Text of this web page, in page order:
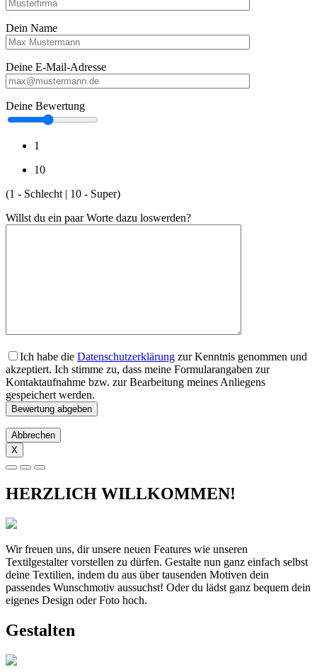
Dein Name
Deine E-Mail-Adresse
Deine Bewertung
1
10
(1 - Schlecht | 10 - Super)
Willst du ein paar Worte dazu loswerden?
Ich habe die Datenschutzerklärung zur Kenntnis genommen und
akzeptiert. Ich stimme zu, dass meine Formularangaben zur
Kontaktaufnahme bzw. zur Bearbeitung meines Anliegens
gespeichert werden.
Abbrechen
X
HERZLICH WILLKOMMEN!
Wir freuen uns, dir unsere neuen Features wie unseren
Textilgestalter vorstellen zu dürfen. Gestalte nun ganz einfach selbst
deine Textilien, indem du aus über tausenden Motiven dein
passendes Wunschmotiv aussuchst! Oder du lädst ganz bequem dein
eigenes Design oder Foto hoch.
Gestalten